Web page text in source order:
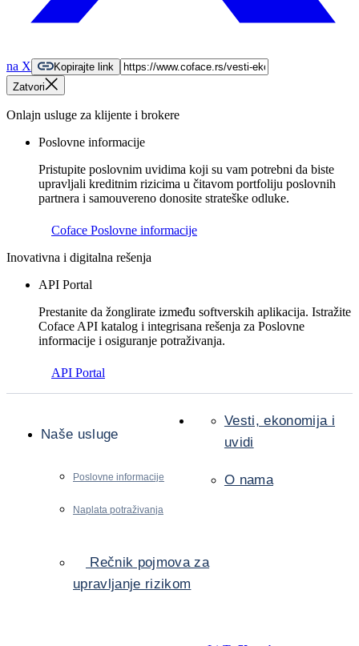
na X
Kopirajte link
Zatvori
Onlajn usluge za klijente i brokere
Poslovne informacije
Pristupite poslovnim uvidima koji su vam potrebni da biste
upravljali kreditnim rizicima u čitavom portfoliju poslovnih
partnera i samouvereno donosite strateške odluke.
Coface Poslovne informacije
Inovativna i digitalna rešenja
API Portal
Prestanite da žonglirate između softverskih aplikacija. Istražite
Coface API katalog i integrisana rešenja za Poslovne
informacije i osiguranje potraživanja.
API Portal
Naše usluge
Poslovne informacije
Naplata potraživanja
Vesti, ekonomija i
uvidi
O nama
Rečnik pojmova za
upravljanje rizikom